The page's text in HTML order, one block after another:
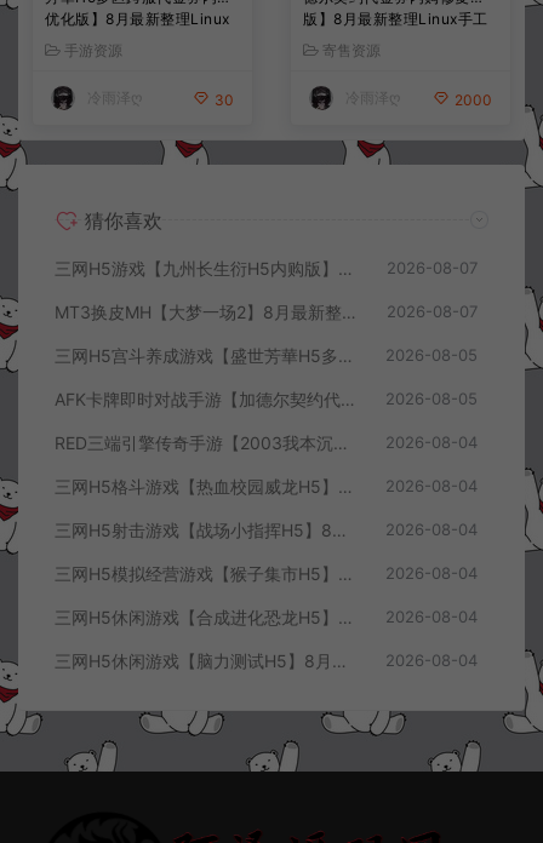
优化版】8月最新整理Linux
手工服务端+CDK授权后台
+全资源安卓+详细搭建教程
+视频教程
手游资源
冷雨泽ღ 30
版】8月最新整理Linux手工
服务端+前后端全套源码+CD
K授权后台+安卓苹果双端
+详细搭建教程+视频教程
寄售资源
冷雨泽ღ 2000
猜你喜欢
三网H5游戏【九州长生衍H5内购版】8月最新整理Linux手工服务端+管理后台+GM授权后台+简易安卓客户端+详细搭建教程+视频教程 2026-08-07
MT3换皮MH【大梦一场2】8月最新整理Linux手工服务端+源码+管理后台+安卓苹果双端+详细搭建教程+视频教程 2026-08-07
三网H5宫斗养成游戏【盛世芳華H5多区跨服代金券内购优化版】8月最新整理Linux手工服务端+CDK授权后台+全资源安卓+详细搭建教程+视频教程 2026-08-05
AFK卡牌即时对战手游【加德尔契约代金券内购修复版】8月最新整理Linux手工服务端+前后端全套源码+CDK授权后台+安卓苹果双端+详细搭建教程+视频教程 2026-08-05
RED三端引擎传奇手游【2003我本沉默三职业】8月最新整理Win一键服务端+PC安卓+详细搭建教程 2026-08-04
三网H5格斗游戏【热血校园威龙H5】8月最新整理Linux手工服务端+Win一键服务端+解压即玩+简易安卓客户端+详细搭建教程 2026-08-04
三网H5射击游戏【战场小指挥H5】8月最新整理Linux手工服务端+Win一键服务端+解压即玩+简易安卓客户端+详细搭建教程 2026-08-04
三网H5模拟经营游戏【猴子集市H5】8月最新整理Linux手工服务端+Win一键服务端+解压即玩+简易安卓客户端+详细搭建教程 2026-08-04
三网H5休闲游戏【合成进化恐龙H5】8月最新整理Linux手工服务端+Win一键服务端+解压即玩+简易安卓客户端+详细搭建教程 2026-08-04
三网H5休闲游戏【脑力测试H5】8月最新整理Linux手工服务端+Win一键服务端+解压即玩+简易安卓客户端+详细搭建教程 2026-08-04